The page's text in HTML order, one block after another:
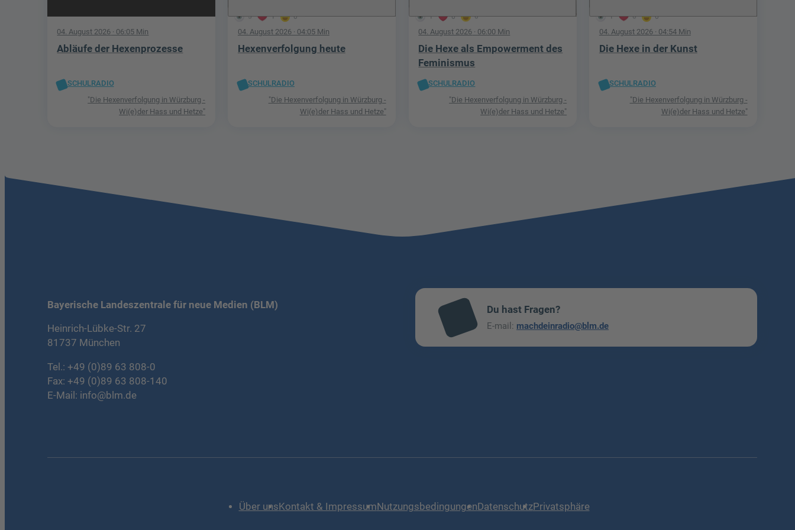
04. August 2026 · 06:05 Min
Abläufe der Hexenprozesse
SCHULRADIO
"Die Hexenverfolgung in Würzburg -
Wi(e)der Hass und Hetze"
5 1 0
04. August 2026· 04:05 Min
Hexenverfolgung heute
SCHULRADIO
"Die Hexenverfolgung in Würzburg -
Wi(e)der Hass und Hetze"
1 0 0
04. August 2026 · 06:00 Min
Die Hexe als Empowerment des
Feminismus
SCHULRADIO
"Die Hexenverfolgung in Würzburg -
Wi(e)der Hass und Hetze"
1 0 0
04. August 2026· 04:54 Min
Die Hexe in der Kunst
SCHULRADIO
"Die Hexenverfolgung in Würzburg -
Wi(e)der Hass und Hetze"
Bayerische Landeszentrale für neue Medien (BLM)
Heinrich-Lübke-Str. 27
81737 München
Tel.: +49 (0)89 63 808-0
Fax: +49 (0)89 63 808-140
E-Mail: info@blm.de
mai
l
Du hast Fragen?
E-mail: machdeinradio@blm.de
Über unsKontakt & ImpressumNutzungsbedingungenDatenschutzPrivatsphäre